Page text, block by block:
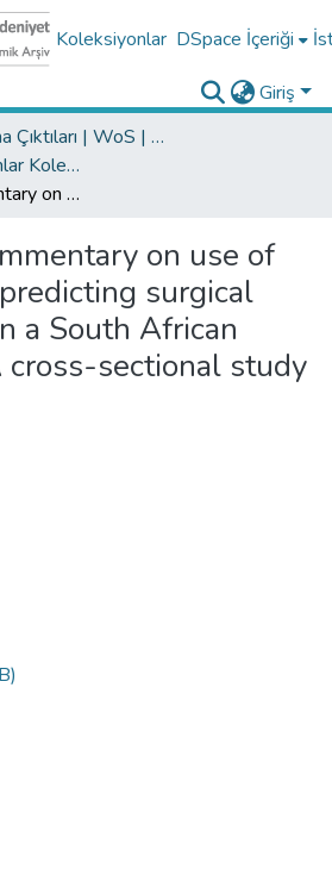
Koleksiyonlar DSpace İçeriği
Giriş
Araştırma Çıktıları | WoS | Scopus | TR-Dizin | PubMed
WoS İndeksli Yayınlar Koleksiyonu
An invited commentary on use of vital signs in predicting surgical intervention in a South African population: A cross-sectional study
on use of
surgical
a South African
cross-sectional study